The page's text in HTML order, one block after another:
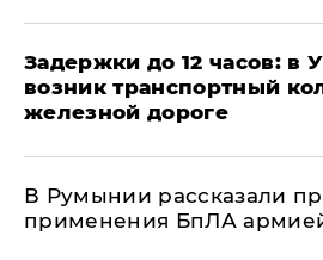
Задержки до 12 часов: в
возник транспортный
железной дороге
В Румынии рассказали
применения БпЛА